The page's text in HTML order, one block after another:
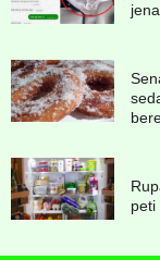
peti